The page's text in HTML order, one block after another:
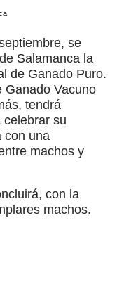
se
Salamanca la
de Ganado Puro.
Ganado Vacuno
tendrá
celebrar su
con una
machos y
con la
machos.